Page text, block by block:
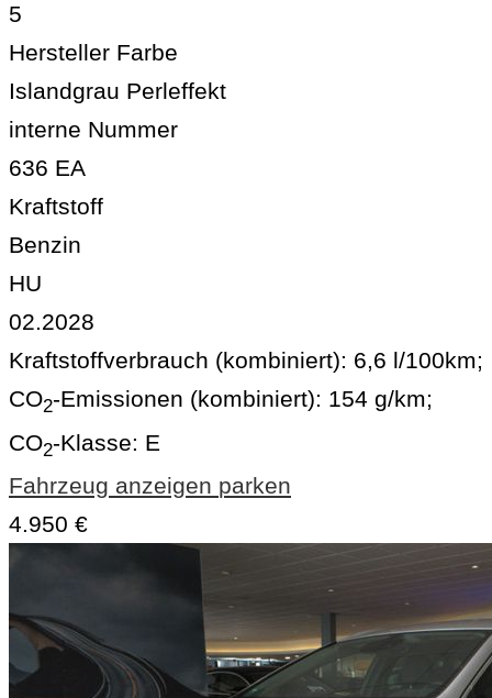
5
Hersteller Farbe
Islandgrau Perleffekt
interne Nummer
636 EA
Kraftstoff
Benzin
HU
02.2028
Kraftstoffverbrauch (kombiniert): 6,6 l/100km;
CO2-Emissionen (kombiniert): 154 g/km;
CO2-Klasse: E
Fahrzeug anzeigen parken
4.950 €